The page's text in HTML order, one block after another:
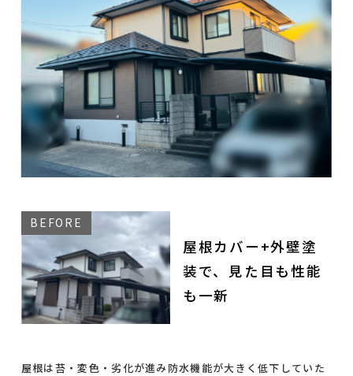
屋根カバー+外壁塗
装で、見た目も性能
も一新
屋根は苔・変色・劣化が進み防水機能が大きく低下していた